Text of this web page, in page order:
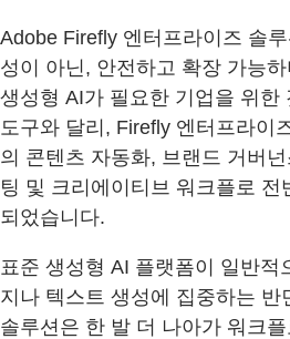
Adobe Firefly 엔터프라이즈 솔
성이 아닌, 안전하고 확장 가능
생성형 AI가 필요한 기업을 위한
도구와 달리, Firefly 엔터프라이
의 콘텐츠 자동화, 브랜드 거버
팅 및 크리에이티브 워크플로 전
되었습니다.
표준 생성형 AI 플랫폼이 일반적
지나 텍스트 생성에 집중하는 반
솔루션은 한 발 더 나아가 워크